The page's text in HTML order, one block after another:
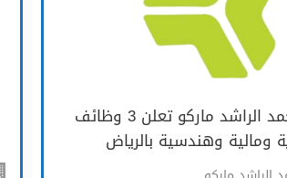
شركة محمد الراشد ماركو تعلن 3 وظائف
ومالية وهندسية بالرياض